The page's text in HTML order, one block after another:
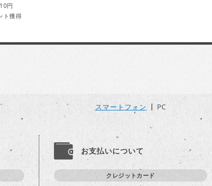
円
ト獲得
スマートフォン PC
お支払いについて
クレジットカード